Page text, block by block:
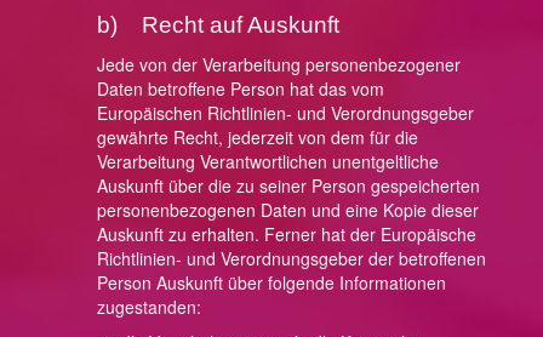
b) Recht auf Auskunft
Jede von der Verarbeitung personenbezogener
Daten betroffene Person hat das vom
Europäischen Richtlinien- und Verordnungsgeber
gewährte Recht, jederzeit von dem für die
Verarbeitung Verantwortlichen unentgeltliche
Auskunft über die zu seiner Person gespeicherten
personenbezogenen Daten und eine Kopie dieser
Auskunft zu erhalten. Ferner hat der Europäische
Richtlinien- und Verordnungsgeber der betroffenen
Person Auskunft über folgende Informationen
zugestanden: